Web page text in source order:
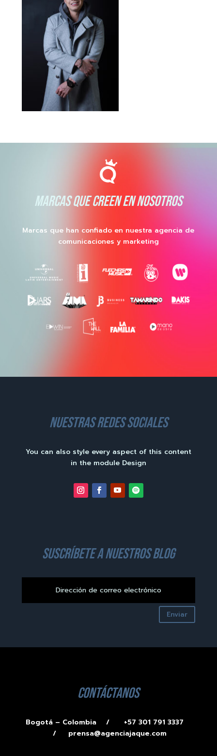
MARCAS QUE CREEN EN NOSOTROS
Marcas que han confiado en nuestra agencia de
comunicaciones y marketing
nuestras redes sociales
You can also style every aspect of this content
in the module Design
suscríbete a nuestros blog
Enviar
contáctanos
Bogotá – Colombia /
+57 301 791 3337
/ prensa@agenciajaque.com